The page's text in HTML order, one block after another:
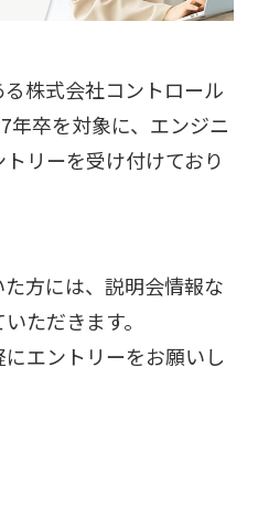
株式会社コントロール
年卒を対象に、エンジニ
リーを受け付けており
方には、説明会情報な
ただきます。
エントリーをお願いし